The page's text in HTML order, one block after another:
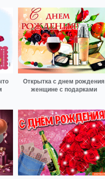
Открытка с днем рождения
женщине с подарками